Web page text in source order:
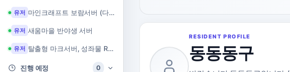
유저 마인크래프트 보람서버 (다이아 + 힐링 서버)
유저 새움마을 반야생 서버
유저 탈출형 마크서버, 성좌물 RPG 마크서버
진행 예정 0
RESIDENT PROFILE
동동동구